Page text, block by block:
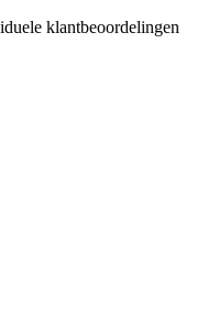
klantbeoordelingen